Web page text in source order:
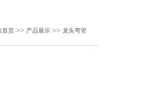
首页 >> 产品展示 >> 龙头弯管